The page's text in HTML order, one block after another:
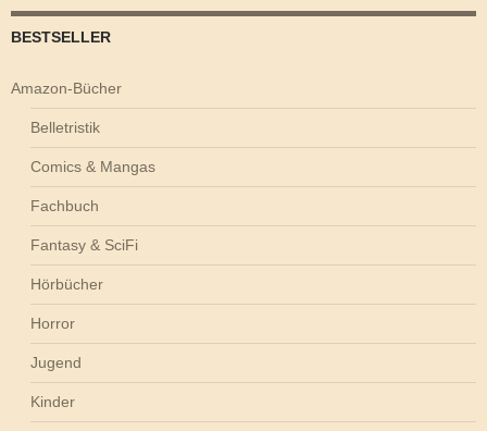
BESTSELLER
Amazon-Bücher
Belletristik
Comics & Mangas
Fachbuch
Fantasy & SciFi
Hörbücher
Horror
Jugend
Kinder